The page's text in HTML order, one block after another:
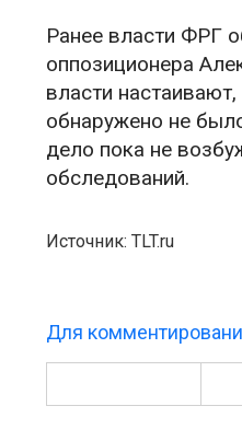
Ранее власти ФРГ
оппозиционера
власти
обнаружено не
дело пока не
обследований.
Источник: TLT.ru
Для